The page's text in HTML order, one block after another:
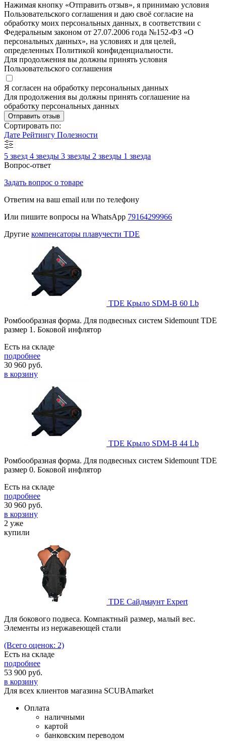
Нажимая кнопку «Отправить отзыв», я принимаю условия
Пользовательского соглашения и даю своё согласие на
обработку моих персональных данных, в соответствии с
Федеральным законом от 27.07.2006 года №152-ФЗ «О
персональных данных», на условиях и для целей,
определенных Политикой конфиденциальности.
Для продолжения вы должны принять условия
Пользовательского соглашения
Я согласен на обработку персональных данных
Для продолжения вы должны принять соглашение на
обработку персональных данных
Отправить отзыв
Сортировать по:
Дате Рейтингу Полезности
5 звезд 4 звезды 3 звезды 2 звезды 1 звезда
Вопрос-ответ
Задать вопрос о товаре
Ответим на ваш email или по телефону
Или пишите вопросы на WhatsApp 79164299966
Другие компенсаторы плавучести TDE
TDE Крыло SDM-B 60 Lb
Ромбообразная форма. Для подвесных систем Sidemount TDE
размер 1. Боковой инфлятор
Есть на складе
подробнее
30 960 руб.
в корзину
TDE Крыло SDM-B 44 Lb
Ромбообразная форма. Для подвесных систем Sidemount TDE
размер 0. Боковой инфлятор
Есть на складе
подробнее
30 960 руб.
в корзину
2 уже
купили
TDE Сайдмаунт Expert
Для бокового подвеса. Компактный размер, малый вес.
Элементы из нержавеющей стали
(Всего оценок: 2)
Есть на складе
подробнее
53 900 руб.
в корзину
Для всех клиентов магазина SCUBAmarket
Оплата
наличными
картой
банковским переводом